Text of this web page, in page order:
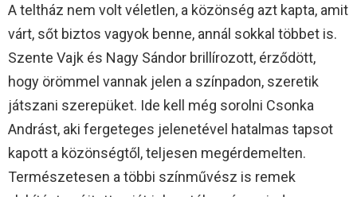
A teltház nem volt véletlen, a közönség azt kapta, amit
várt, sőt biztos vagyok benne, annál sokkal többet is.
Szente Vajk és Nagy Sándor brillírozott, érződött,
hogy örömmel vannak jelen a színpadon, szeretik
játszani szerepüket. Ide kell még sorolni Csonka
Andrást, aki fergeteges jelenetével hatalmas tapsot
kapott a közönségtől, teljesen megérdemelten.
Természetesen a többi színművész is remek